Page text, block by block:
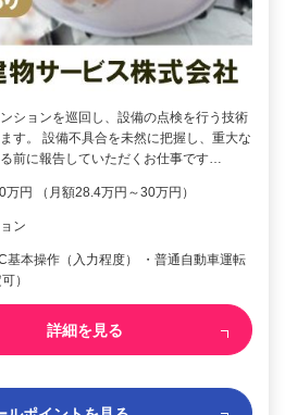
ションを巡回し、設備の点検を行う技術
す。 設備不具合を未然に把握し、重大な
前に報告していただくお仕事です…
円 （月額28.4万円～30万円）
ン
基本操作（入力程度） ・普通自動車運転
）
詳細を見る